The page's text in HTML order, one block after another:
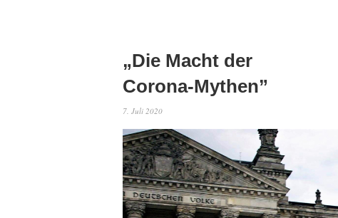
„Die Macht der
Corona-Mythen”
7. Juli 2020